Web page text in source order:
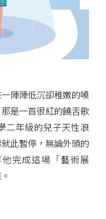
陣陣低沉卻稚嫩的嗓
是一首很紅的饒舌歌
二年級的兒子天性浪
此暫停，無論外頭的
完成這場「藝術展